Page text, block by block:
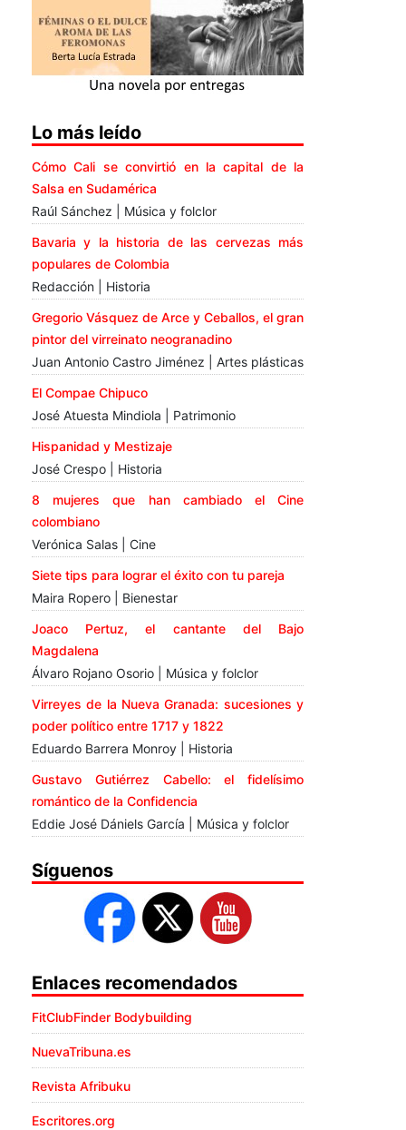
Lo más leído
Cómo Cali se convirtió en la capital de la
Salsa en Sudamérica
Raúl Sánchez | Música y folclor
Bavaria y la historia de las cervezas más
populares de Colombia
Redacción | Historia
Gregorio Vásquez de Arce y Ceballos, el gran
pintor del virreinato neogranadino
Juan Antonio Castro Jiménez | Artes plásticas
El Compae Chipuco
José Atuesta Mindiola | Patrimonio
Hispanidad y Mestizaje
José Crespo | Historia
8 mujeres que han cambiado el Cine
colombiano
Verónica Salas | Cine
Siete tips para lograr el éxito con tu pareja
Maira Ropero | Bienestar
Joaco Pertuz, el cantante del Bajo
Magdalena
Álvaro Rojano Osorio | Música y folclor
Virreyes de la Nueva Granada: sucesiones y
poder político entre 1717 y 1822
Eduardo Barrera Monroy | Historia
Gustavo Gutiérrez Cabello: el fidelísimo
romántico de la Confidencia
Eddie José Dániels García | Música y folclor
Síguenos
Enlaces recomendados
FitClubFinder Bodybuilding
NuevaTribuna.es
Revista Afribuku
Escritores.org